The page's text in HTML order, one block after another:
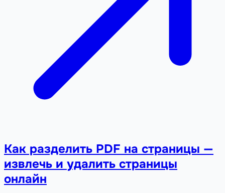
Как разделить PDF на страницы —
извлечь и удалить страницы
онлайн